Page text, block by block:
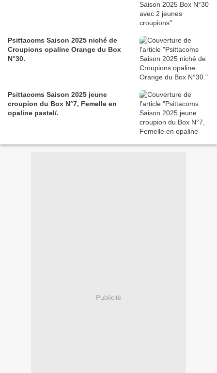
Psittacoms Saison 2025 niché de
Croupions opaline Orange du Box
N°30.
Psittacoms Saison 2025 jeune
croupion du Box N°7, Femelle en
opaline pastel/.
Publicité